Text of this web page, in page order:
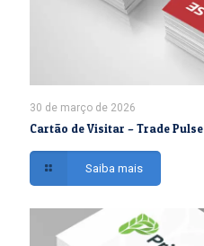
30 de março de 2026
Cartão de Visitar – Trade Pulse
Saiba mais